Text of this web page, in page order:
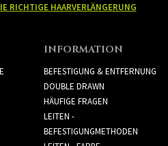
RICHTIGE HAARVERLÄNGERUNG
INFORMATION
BEFESTIGUNG & ENTFERNUNG
DOUBLE DRAWN
HÄUFIGE FRAGEN
LEITEN -
BEFESTIGUNGMETHODEN